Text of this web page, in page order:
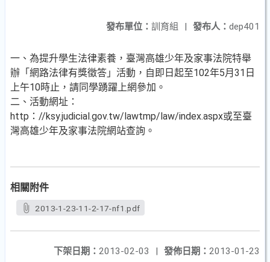
發布人： dep401
發布單位： 訓育組 |
一、為提升學生法律素養，臺灣高雄少年及家事法院特舉
辦「網路法律有獎徵答」活動，自即日起至102年5月31日
上午10時止，請同學踴躍上網參加。
二、活動網址：
http：//ksy.judicial.gov.tw/lawtmp/law/index.aspx或至臺
灣高雄少年及家事法院網站查詢。
相關附件
2013-1-23-11-2-17-nf1.pdf
發佈日期： 2013-01-23
下架日期： 2013-02-03
|